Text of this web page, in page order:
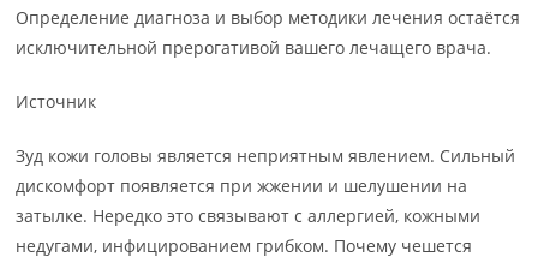
Определение диагноза и выбор методики лечения остаётся
исключительной прерогативой вашего лечащего врача.
Источник
Зуд кожи головы является неприятным явлением. Сильный
дискомфорт появляется при жжении и шелушении на
затылке. Нередко это связывают с аллергией, кожными
недугами, инфицированием грибком. Почему чешется